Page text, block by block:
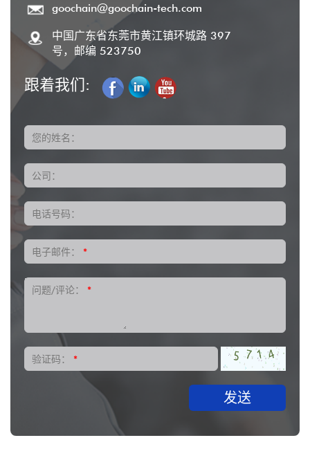
goochain@goochain-tech.com
中国广东省东莞市黄江镇环城路 397
号，邮编 523750
跟着我们:
您的姓名：
公司：
电话号码：
电子邮件： *
问题/评论： *
验证码： *
发送